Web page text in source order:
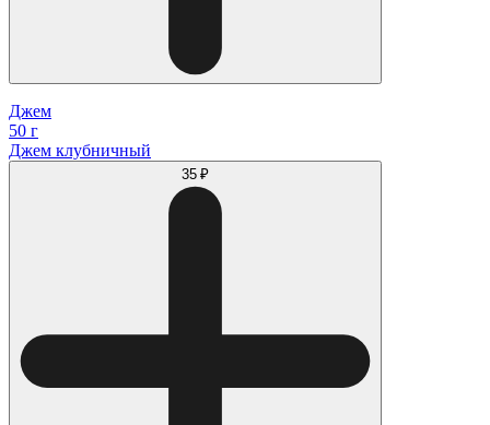
Джем
50 г
Джем клубничный
35 ₽